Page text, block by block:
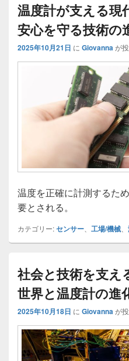
温度計が支える現
安心を守る技術の
2025年10月21日 に Giovannaが
温度を正確に計測するた
要とされる。
カテゴリー:センサー、 工場/機械、
社会と技術を支え
世界と温度計の進
2025年10月18日 に Giovannaが